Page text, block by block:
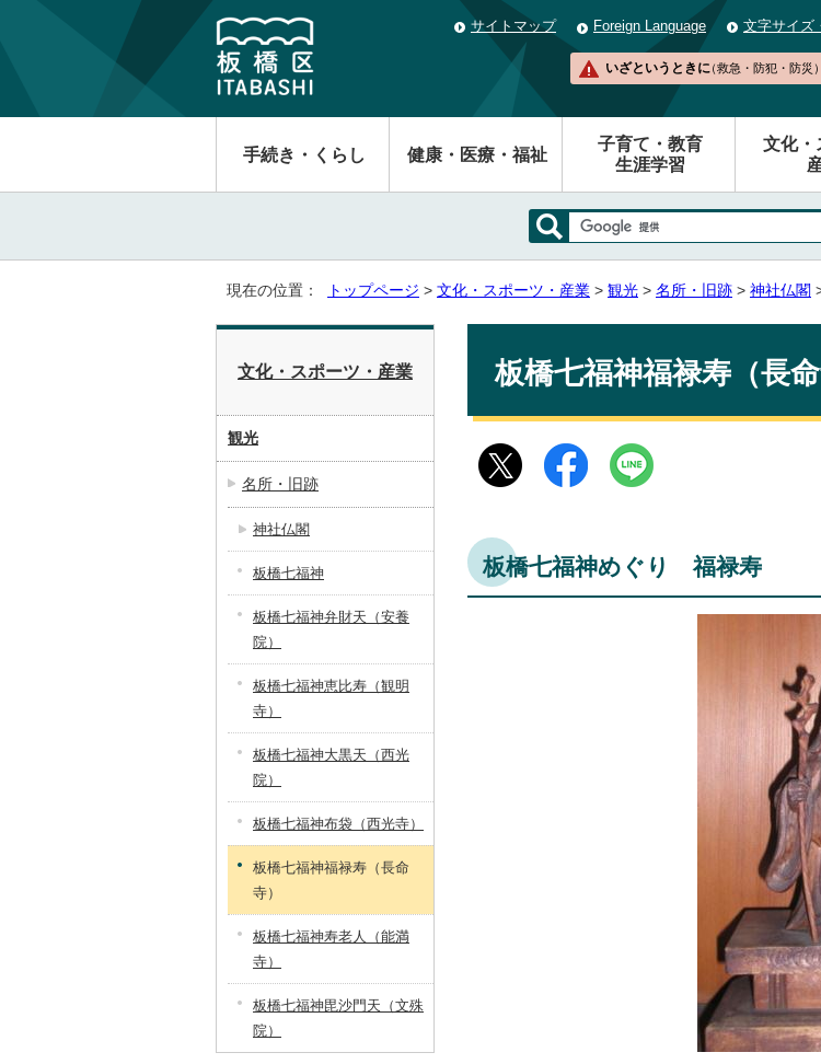
サイトマップ Foreign Language 文字サイズ
いざというときに（救急・防犯・防災）
手続き・くらし 健康・医療・福祉
子育て・教育
生涯学習
文化・
現在の位置： トップページ > 文化・スポーツ・産業 > 観光 > 名所・旧跡 > 神社仏閣
板橋七福神福禄寿（長命
板橋七福神めぐり 福禄寿
文化・スポーツ・産業
観光
名所・旧跡
神社仏閣
板橋七福神
板橋七福神弁財天（安養
院）
板橋七福神恵比寿（観明
寺）
板橋七福神大黒天（西光
院）
板橋七福神布袋（西光寺）
板橋七福神福禄寿（長命
寺）
板橋七福神寿老人（能満
寺）
板橋七福神毘沙門天（文殊
院）